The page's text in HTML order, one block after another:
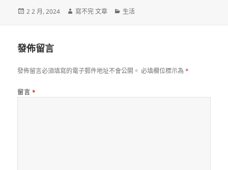
發
2 2 月, 2024
作
寫不完 文章
分
生活
發佈留言
發佈留言必須填寫的電子郵件地址不會公開。 必填欄位標示為*
留言 *